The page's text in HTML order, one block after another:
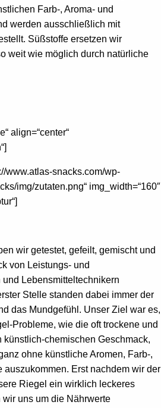
Farb-, Aroma- und
werden ausschließlich mit
Süßstoffe ersetzen wir
weit wie möglich durch natürliche
align=“center“
www.atlas-snacks.com/wp-
img/zutaten.png“ img_width=“160″
wir getestet, gefeilt, gemischt und
von Leistungs- und
Lebensmitteltechnikern
Stelle standen dabei immer der
das Mundgefühl. Unser Ziel war es,
Probleme, wie die oft trockene und
chemischen Geschmack,
ohne künstliche Aromen, Farb-,
auszukommen. Erst nachdem wir der
Riegel ein wirklich leckeres
uns um die Nährwerte